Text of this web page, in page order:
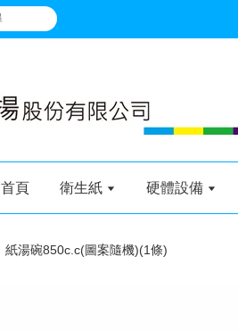
首頁 衛生紙 硬體設備
紙湯碗850c.c(圖案隨機)(1條)